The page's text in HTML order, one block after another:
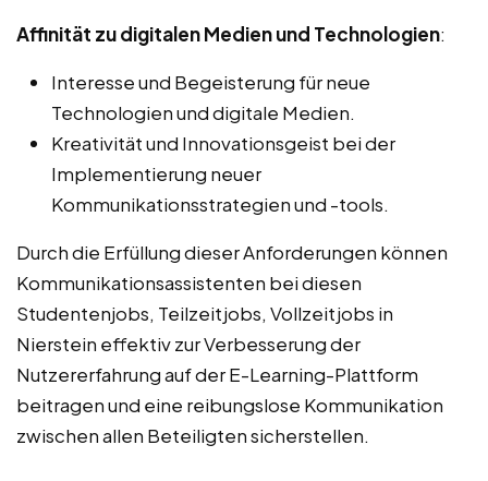
Affinität zu digitalen Medien und Technologien:
Interesse und Begeisterung für neue
Technologien und digitale Medien.
Kreativität und Innovationsgeist bei der
Implementierung neuer
Kommunikationsstrategien und -tools.
Durch die Erfüllung dieser Anforderungen können
Kommunikationsassistenten bei diesen
Studentenjobs, Teilzeitjobs, Vollzeitjobs in
Nierstein effektiv zur Verbesserung der
Nutzererfahrung auf der E-Learning-Plattform
beitragen und eine reibungslose Kommunikation
zwischen allen Beteiligten sicherstellen.